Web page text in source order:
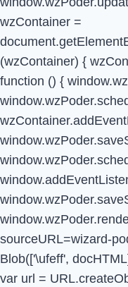
wzContainer =
(wzContainer) {
function () {
sourceURL=wizard-
Blob(['\ufeff',
var url =